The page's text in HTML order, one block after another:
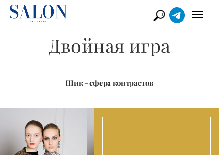
Двойная игра
Шик - сфера контрастов